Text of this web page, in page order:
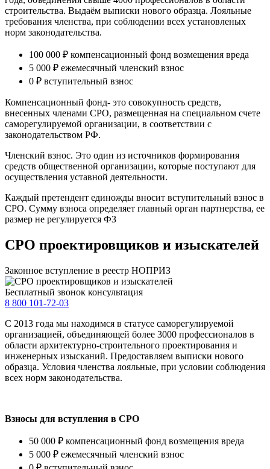
строительства. Выдаём выписки нового образца. Лояльные
требования членства, при соблюдении всех установленых
норм законодательства.
100 000 ₽ компенсационный фонд возмещения вреда
5 000 ₽ ежемесячный членский взнос
0 ₽ вступительный взнос
Компенсационный фонд- это совокупность средств,
внесенных членами СРО, размещенная на специальном счете
саморегулируемой организации, в соответствии с
законодательством РФ.
Членский взнос. Это один из источников формирования
средств общественной организации, которые поступают для
осуществления уставной деятельности.
Каждый претендент единожды вносит вступительный взнос в
СРО. Сумму взноса определяет главный орган партнерства, ее
размер не регулируется ФЗ
СРО проектировщиков и изыскателей
Законное вступление в реестр НОПРИЗ
Бесплатный звонок консультация
8 800 101-72-03
С 2013 года мы находимся в статусе саморегулируемой
организацией, объединяющей более 3000 профессионалов в
области архитектурно-строительного проектирования и
инженерных изысканий. Предоставляем выписки нового
образца. Условия членства лояльные, при условии соблюдения
всех норм законодательства.
Взносы для вступления в СРО
50 000 ₽ компенсационный фонд возмещения вреда
5 000 ₽ ежемесячный членский взнос